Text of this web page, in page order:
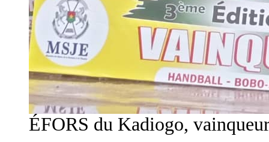
ÉFORS du Kadiogo,